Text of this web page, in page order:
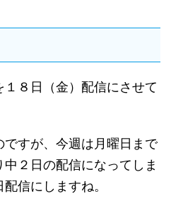
８日（金）配信にさせて
すが、今週は月曜日まで
２日の配信になってしま
信にしますね。